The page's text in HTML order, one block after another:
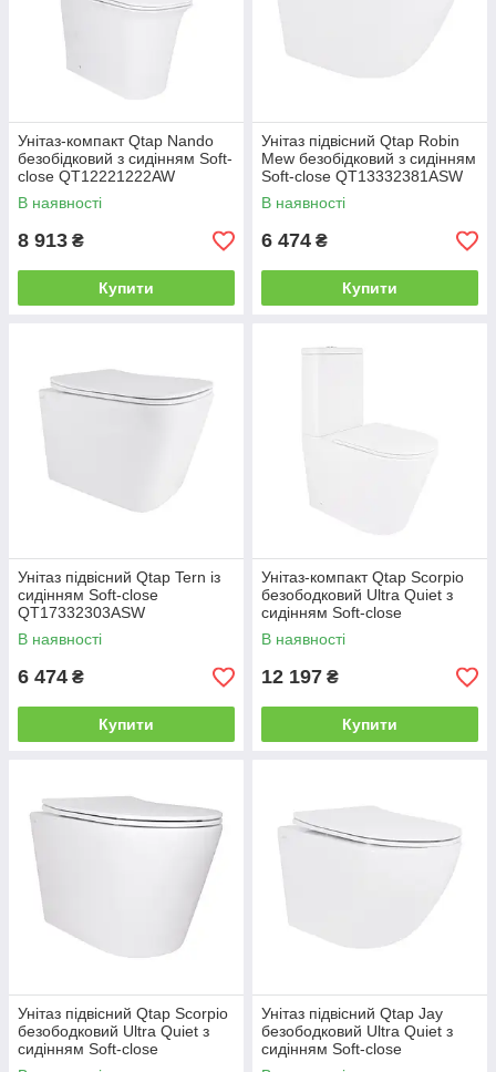
Унітаз-компакт Qtap Nando
безобідковий з сидінням Soft-
close QT12221222AW
В наявності
8 913 ₴
Купити
Унітаз підвісний Qtap Robin
Mew безобідковий з сидінням
Soft-close QT13332381АSW
В наявності
6 474 ₴
Купити
Унітаз підвісний Qtap Tern із
сидінням Soft-close
QT17332303ASW
В наявності
6 474 ₴
Купити
Унітаз-компакт Qtap Scorpio
безободковий Ultra Quiet з
сидінням Soft-close
QT14226088AW
В наявності
12 197 ₴
Купити
Унітаз підвісний Qtap Scorpio
безободковий Ultra Quiet з
сидінням Soft-close
QT14332380AW
Унітаз підвісний Qtap Jay
безободковий Ultra Quiet з
сидінням Soft-close
QT07335177W